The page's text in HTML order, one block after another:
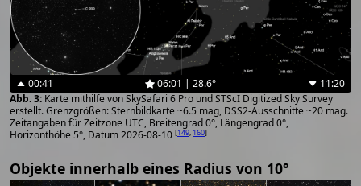
00:41 06:01 | 28.6°
11:20
Karte mithilfe von SkySafari 6 Pro und STScI Digitized Sky Survey
erstellt. Grenzgrößen: Sternbildkarte ~6.5 mag, DSS2-Ausschnitte ~20 mag.
Zeitangaben für Zeitzone UTC, Breitengrad 0°, Längengrad 0°,
Horizonthöhe 5°, Datum 2026-08-10 [149 160]
Objekte innerhalb eines Radius von 10°